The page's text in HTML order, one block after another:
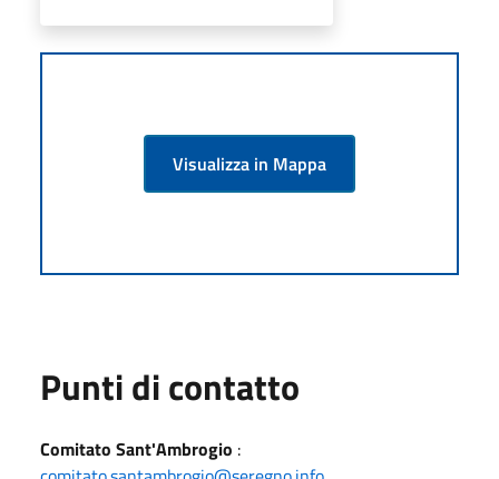
Visualizza in Mappa
Punti di contatto
Comitato Sant'Ambrogio :